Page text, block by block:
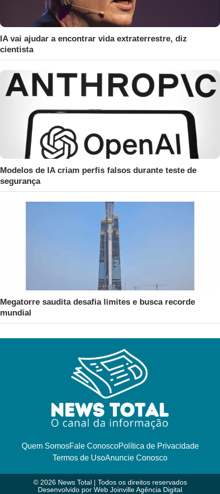
IA vai ajudar a encontrar vida extraterrestre, diz
cientista
Modelos de IA criam perfis falsos durante teste de
segurança
Megatorre saudita desafia limites e busca recorde
mundial
Quem SomosFale ConoscoPolítica de Privacidade
Termos de UsoAnuncie Conosco
© 2026 News Total | Todos os direitos reservados
Desenvolvido por Web Joinville Agência Digital